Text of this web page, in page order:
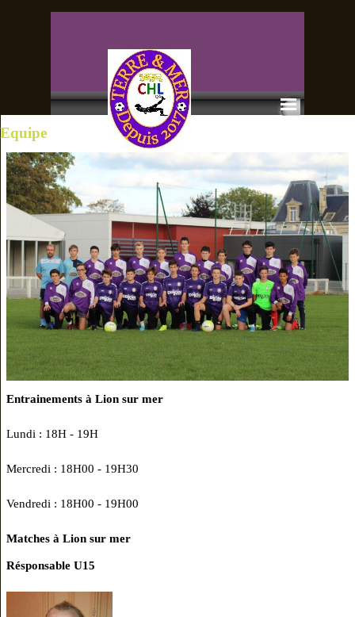
Equipe
Entrainements à Lion sur mer
Lundi : 18H - 19H
Mercredi : 18H00 - 19H30
Vendredi : 18H00 - 19H00
Matches à Lion sur mer
Résponsable U15